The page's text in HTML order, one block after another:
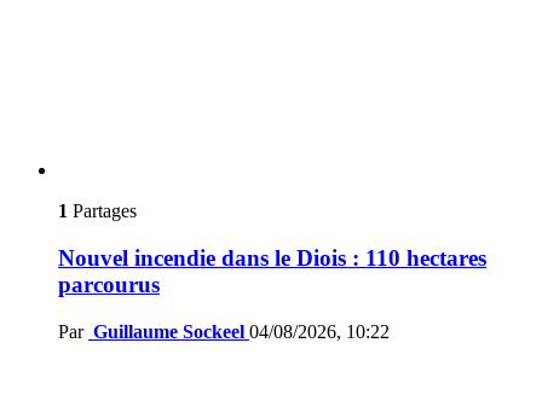
1 Partages
Nouvel incendie dans le Diois : 110 hectares
parcourus
Par Guillaume Sockeel 04/08/2026, 10:22